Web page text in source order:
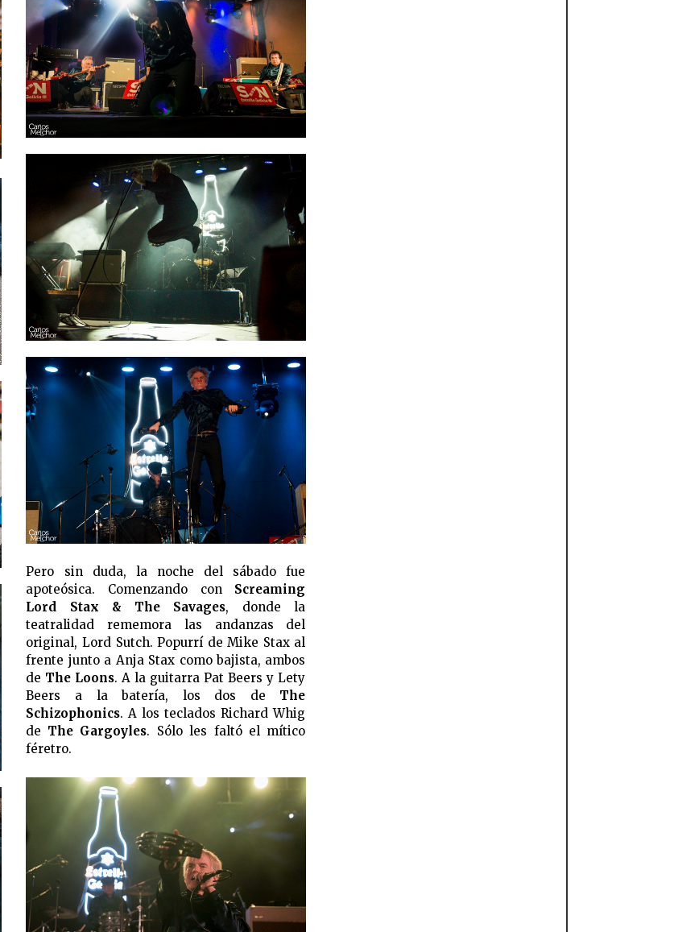
Pero sin duda, la noche del sábado fue
apoteósica. Comenzando con Screaming
Lord Stax & The Savages, donde la
teatralidad rememora las andanzas del
original, Lord Sutch. Popurrí de Mike Stax al
frente junto a Anja Stax como bajista, ambos
de The Loons. A la guitarra Pat Beers y Lety
Beers a la batería, los dos de The
Schizophonics. A los teclados Richard Whig
de The Gargoyles. Sólo les faltó el mítico
féretro.